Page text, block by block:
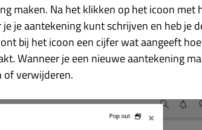
maken. Na het klikken op het icoon
je aantekening kunt schrijven en heb je
bij het icoon een cijfer wat aangeeft
Wanneer je een nieuwe aantekening
of verwijderen.